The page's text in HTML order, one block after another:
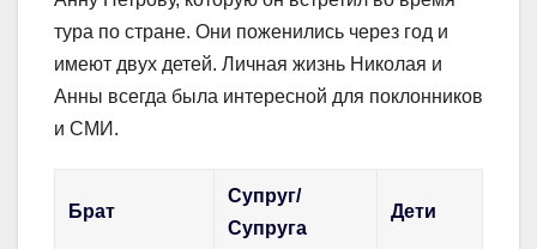
тура по стране. Они поженились через год и
имеют двух детей. Личная жизнь Николая и
Анны всегда была интересной для поклонников
и СМИ.
Брат
Супруг/
Супруга
Дети